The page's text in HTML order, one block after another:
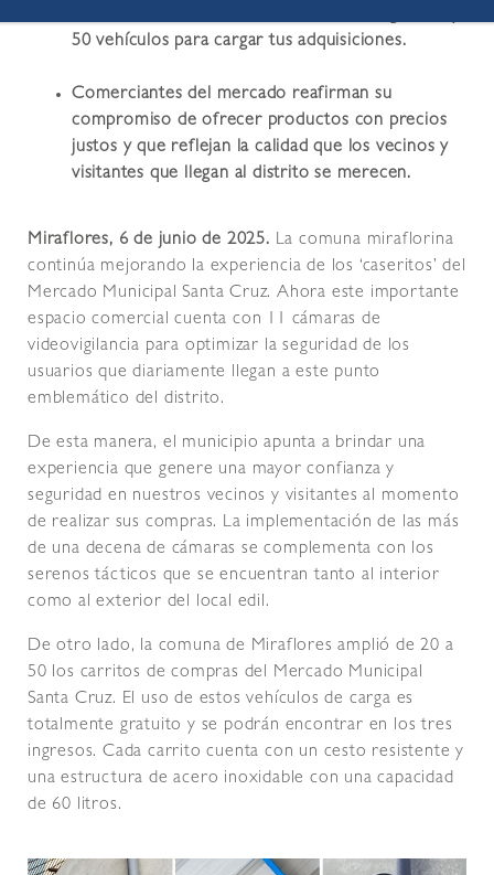
50 vehículos para cargar tus adquisiciones.
Comerciantes del mercado reafirman su
compromiso de ofrecer productos con precios
justos y que reflejan la calidad que los vecinos y
visitantes que llegan al distrito se merecen.
Miraflores, 6 de junio de 2025. La comuna miraflorina
continúa mejorando la experiencia de los ‘caseritos’ del
Mercado Municipal Santa Cruz. Ahora este importante
espacio comercial cuenta con 11 cámaras de
videovigilancia para optimizar la seguridad de los
usuarios que diariamente llegan a este punto
emblemático del distrito.
De esta manera, el municipio apunta a brindar una
experiencia que genere una mayor confianza y
seguridad en nuestros vecinos y visitantes al momento
de realizar sus compras. La implementación de las más
de una decena de cámaras se complementa con los
serenos tácticos que se encuentran tanto al interior
como al exterior del local edil.
De otro lado, la comuna de Miraflores amplió de 20 a
50 los carritos de compras del Mercado Municipal
Santa Cruz. El uso de estos vehículos de carga es
totalmente gratuito y se podrán encontrar en los tres
ingresos. Cada carrito cuenta con un cesto resistente y
una estructura de acero inoxidable con una capacidad
de 60 litros.